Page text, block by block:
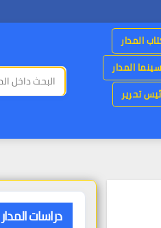
المدار
سينما المدار
تحرير
دراسات المدار